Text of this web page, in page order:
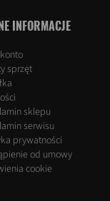
INFORMACJE
sprzęt
sklepu
serwisu
prywatności
od umowy
cookie